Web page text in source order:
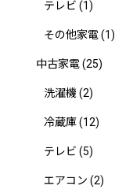
テレビ (1)
その他家電(1)
中古家電(25)
洗濯機 (2)
冷蔵庫(12)
テレビ (5)
エアコン (2)